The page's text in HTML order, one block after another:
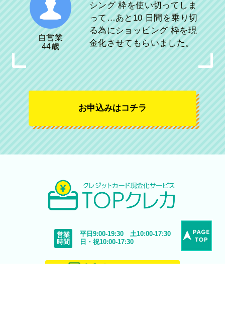
自営業
44歳
シング 枠を使い切ってしま
って…あと10 日間を乗り切
る為にショッピング 枠を現
金化させてもらいました。
お申込みはコチラ
営業
時間
平日9:00-19:30 土10:00-17:30
日・祝10:00-17:30